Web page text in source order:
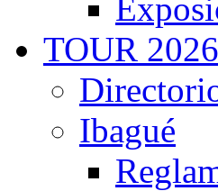
TOUR 2026
Ibagué